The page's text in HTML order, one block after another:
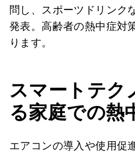
問し、スポーツドリンク
発表。高齢者の熱中症対
ります。
スマートテク
る家庭での熱
エアコンの導入や使用促